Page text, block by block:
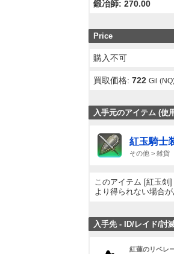
鍛冶師: 270.00
Price
購入不可
買取価格:722 Gil
入手元のアイテム (使
紅玉騎士
その他 > 雑貨
このアイテム [紅玉剣
より得られない場合が
入手先 - ID/レイド/討
紅蓮のリベレ